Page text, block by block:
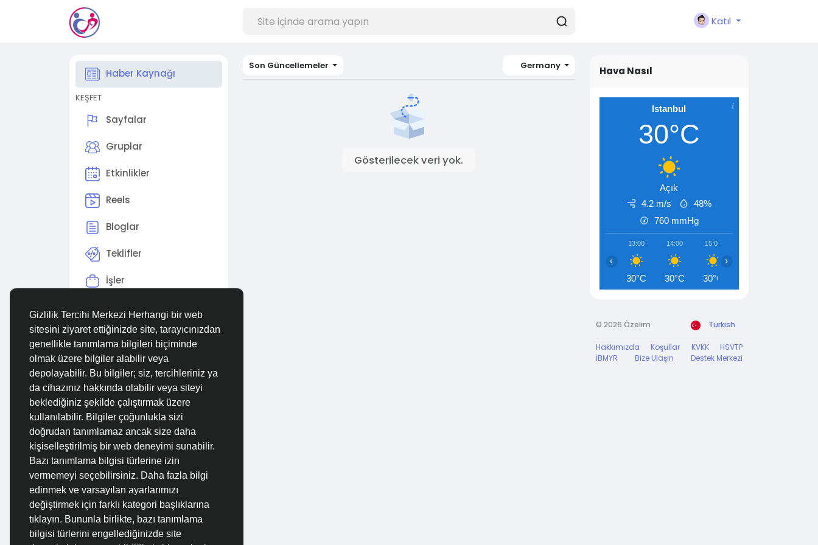
Gizlilik Tercihi Merkezi Herhangi bir web
sitesini ziyaret ettiğinizde site, tarayıcınızdan
genellikle tanımlama bilgileri biçiminde
olmak üzere bilgiler alabilir veya
depolayabilir. Bu bilgiler; siz, tercihleriniz ya
da cihazınız hakkında olabilir veya siteyi
beklediğiniz şekilde çalıştırmak üzere
kullanılabilir. Bilgiler çoğunlukla sizi
doğrudan tanımlamaz ancak size daha
kişiselleştirilmiş bir web deneyimi sunabilir.
Bazı tanımlama bilgisi türlerine izin
vermemeyi seçebilirsiniz. Daha fazla bilgi
edinmek ve varsayılan ayarlarımızı
değiştirmek için farklı kategori başlıklarına
tıklayın. Bununla birlikte, bazı tanımlama
bilgisi türlerini engellediğinizde site
Katıl
Haber Kaynağı
KEŞFET
Sayfalar
Gruplar
Etkinlikler
Reels
Bloglar
Teklifler
İşler
Filmler
Son Güncellemeler Germany
Gösterilecek veri yok.
Hava Nasıl
Istanbul
30°C
Açık
4.2 m/s
48%
760 mmHg
13:00
30°C
14:00
30°C
15:00
30°C
‹ ›
© 2026 Özelim Turkish
Hakkımızda Koşullar KVKK
HSVTP
İBMYR
Bize Ulaşın Destek Merkezi